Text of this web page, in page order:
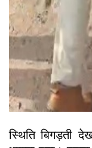
स्थिति बिगड़ती